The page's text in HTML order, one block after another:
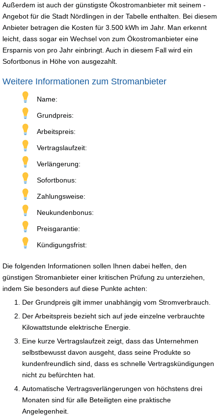
Außerdem ist auch der günstigste Ökostromanbieter mit seinem -
Angebot für die Stadt Nördlingen in der Tabelle enthalten. Bei diesem
Anbieter betragen die Kosten für 3.500 kWh im Jahr. Man erkennt
leicht, dass sogar ein Wechsel von zum Ökostromanbieter eine
Ersparnis von pro Jahr einbringt. Auch in diesem Fall wird ein
Sofortbonus in Höhe von ausgezahlt.
Weitere Informationen zum Stromanbieter
Name:
Grundpreis:
Arbeitspreis:
Vertragslaufzeit:
Verlängerung:
Sofortbonus:
Zahlungsweise:
Neukundenbonus:
Preisgarantie:
Kündigungsfrist:
Die folgenden Informationen sollen Ihnen dabei helfen, den
günstigen Stromanbieter einer kritischen Prüfung zu unterziehen,
indem Sie besonders auf diese Punkte achten:
Der Grundpreis gilt immer unabhängig vom Stromverbrauch.
Der Arbeitspreis bezieht sich auf jede einzelne verbrauchte
Kilowattstunde elektrische Energie.
Eine kurze Vertragslaufzeit zeigt, dass das Unternehmen
selbstbewusst davon ausgeht, dass seine Produkte so
kundenfreundlich sind, dass es schnelle Vertragskündigungen
nicht zu befürchten hat.
Automatische Vertragsverlängerungen von höchstens drei
Monaten sind für alle Beteiligten eine praktische
Angelegenheit.